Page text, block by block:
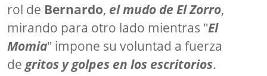
rol de Bernardo, el mudo de El Zorro,
mirando para otro lado mientras "El
Momia" impone su voluntad a fuerza
de gritos y golpes en los escritorios.